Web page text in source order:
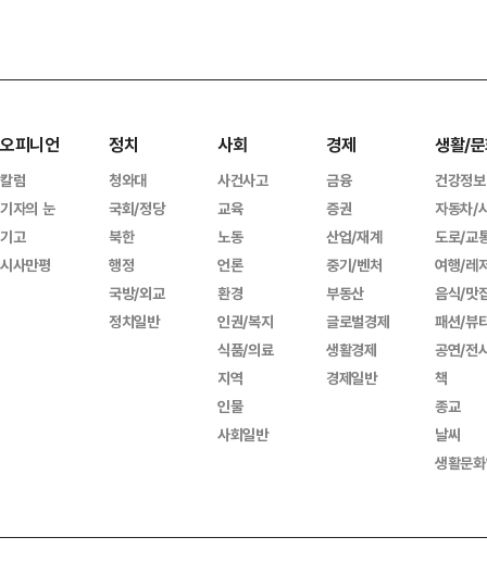
오피니언
칼럼
기자의 눈
기고
시사만평
정치
청와대
국회/정당
북한
행정
국방/외교
정치일반
사회
사건사고
교육
노동
언론
환경
인권/복지
식품/의료
지역
인물
사회일반
경제
금융
증권
산업/재계
중기/벤처
부동산
글로벌경제
생활경제
경제일반
생활/
건강정보
자동차/
도로/교
여행/레
음식/맛
패션/뷰
공연/전
책
종교
날씨
생활문